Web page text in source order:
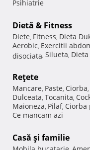
Psihiatrie
Dietă & Fitness
Diete, Fitness, Dieta
Aerobic, Exercitii
disociata, Silueta,
Reţete
Mancare, Paste, Ciorba,
Dulceata, Tocanita,
Maioneza, Pilaf, Ciorba
Ce mancam azi
Casă şi familie